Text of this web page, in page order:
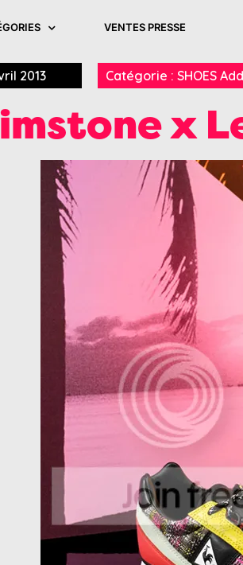
VENTES PRESSE
2013 Catégorie : SHOES
x